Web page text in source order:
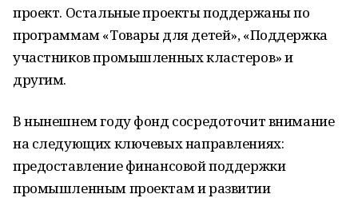
проект. Остальные проекты поддержаны по
программам «Товары для детей», «Поддержка
участников промышленных кластеров» и
другим.
В нынешнем году фонд сосредоточит внимание
на следующих ключевых направлениях:
предоставление финансовой поддержки
промышленным проектам и развитии